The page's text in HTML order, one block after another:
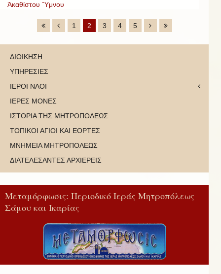
Ἀκαθίστου Ὕμνου
1 2 3 4 5
ΔΙΟΙΚΗΣΗ
ΥΠΗΡΕΣΙΕΣ
ΙΕΡΟΙ ΝΑΟΙ
ΙΕΡΕΣ ΜΟΝΕΣ
ΙΣΤΟΡΙΑ ΤΗΣ ΜΗΤΡΟΠΟΛΕΩΣ
ΤΟΠΙΚΟΙ ΑΓΙΟΙ ΚΑΙ ΕΟΡΤΕΣ
ΜΝΗΜΕΙΑ ΜΗΤΡΟΠΟΛΕΩΣ
ΔΙΑΤΕΛΕΣΑΝΤΕΣ ΑΡΧΙΕΡΕΙΣ
Μεταμόρφωσις: Περιοδικό Ιεράς Μητροπόλεως
Σάμου και Ικαρίας